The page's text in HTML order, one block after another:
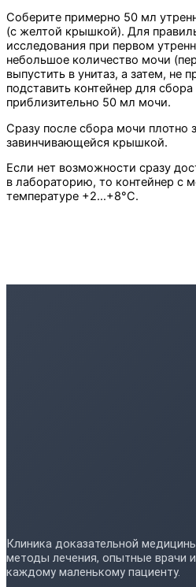
Соберите примерно 50 мл
(с желтой крышкой). Для
исследования при первом
небольшое количество мочи
выпустить в унитаз, а затем, не
подставить контейнер для
приблизительно 50 мл мочи.
Сразу после сбора мочи плотно
завинчивающейся крышкой.
Если нет возможности сразу
в лабораторию, то контейнер с
температуре +2…+8°С.
Клиника доказательной
методы лечения, опытные врачи
каждому маленькому пациенту.